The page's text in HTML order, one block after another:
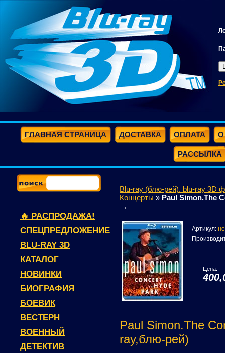
ГЛАВНАЯ СТРАНИЦА ДОСТАВКА ОПЛАТА О
РАССЫЛКА
🔥 РАСПРОДАЖА!
СПЕЦПРЕДЛОЖЕНИЕ
BLU-RAY 3D
КАТАЛОГ
НОВИНКИ
БИОГРАФИЯ
БОЕВИК
ВЕСТЕРН
ВОЕННЫЙ
ДЕТЕКТИВ
Blu-ray (блю-рей). blu-ray 3D
Концерты » Paul Simon.The
→
Артикул:
Цена:
Paul Simon.The
ray,блю-рей)